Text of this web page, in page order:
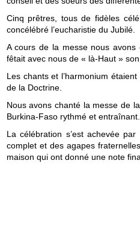
Cinq prêtres, tous de fidèles
concélébré l’eucharistie du Jubilé.
A cours de la messe nous
fêtait avec nous de « là-Haut »
Les chants et l’harmonium
de la Doctrine.
Nous avons chanté la messe de
Burkina-Faso rythmé et entraînant.
La célébration s’est achevée
complet et des agapes
maison qui ont donné une note